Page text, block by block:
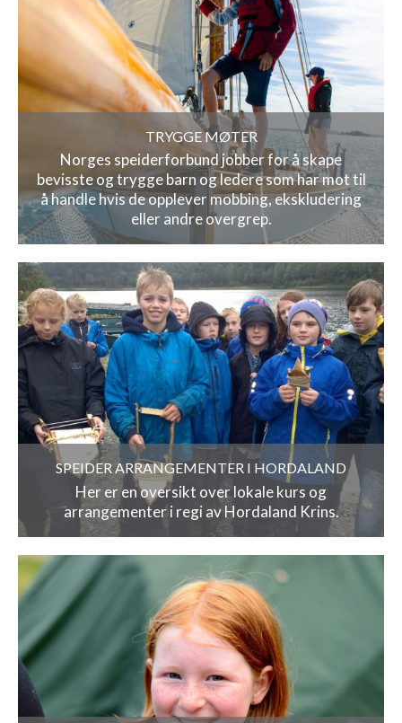
TRYGGE MØTER
Norges speiderforbund jobber for å skape
bevisste og trygge barn og ledere som har mot til
å handle hvis de opplever mobbing, ekskludering
eller andre overgrep.
SPEIDER ARRANGEMENTER I HORDALAND
Her er en oversikt over lokale kurs og
arrangementer i regi av Hordaland Krins.